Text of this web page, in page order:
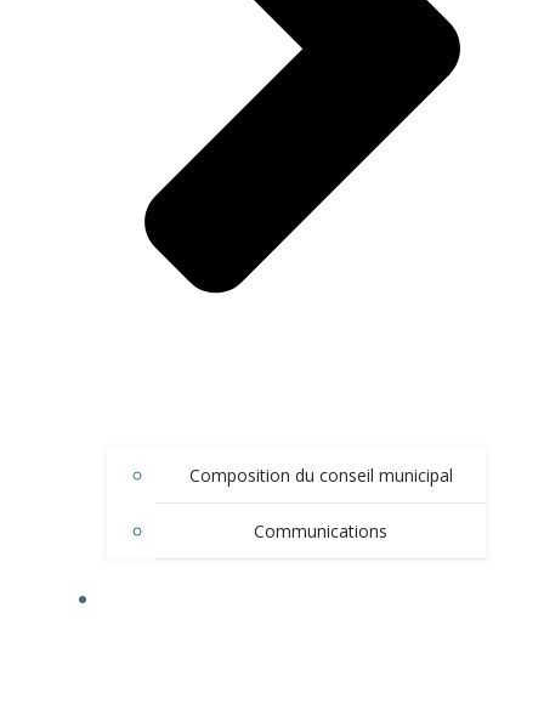
Composition du conseil municipal
Communications